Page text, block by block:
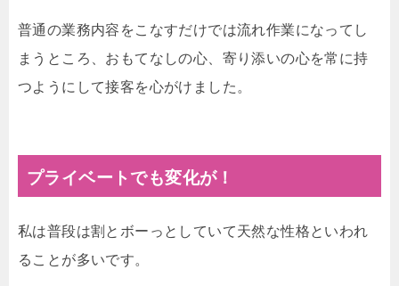
普通の業務内容をこなすだけでは流れ作業になってし
まうところ、おもてなしの心、寄り添いの心を常に持
つようにして接客を心がけました。
プライベートでも変化が！
私は普段は割とボーっとしていて天然な性格といわれ
ることが多いです。